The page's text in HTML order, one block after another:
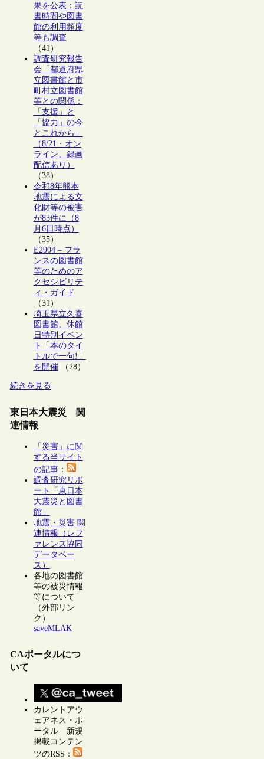
果を公表：読
書時間や図書
館の利用頻度
等も調査
（41）
調査研究報告
会「都道府県
立図書館と市
町村立図書館
等との関係：
「支援」と
「協力」の今
とこれから」
（8/21・オン
ライン、録画
配信あり）
（38）
令和8年熊本
地震による文
化財等の被害
が83件に（8
月6日時点）
（35）
E2904 – フラ
ンスの図書館
等のためのア
クセシビリテ
ィ・ガイド
（31）
埼玉県立久喜
図書館、休館
日特別イベン
ト「本のタイ
トルで一句!」
を開催（28）
続きを見る
東日本大震災 関
連情報
「災害」に関
する当サイト
の記事：
調査研究リポ
ート「東日本
大震災と図書
館」
地震・災害 関
連情報（レフ
ァレンス協同
データベー
ス）
各地の図書館
等の被災情報
等について
（外部リン
ク）
saveMLAK
CAポータルにつ
いて
カレントアウ
ェアネス・ポ
ータル 新規
掲載コンテン
ツのRSS：